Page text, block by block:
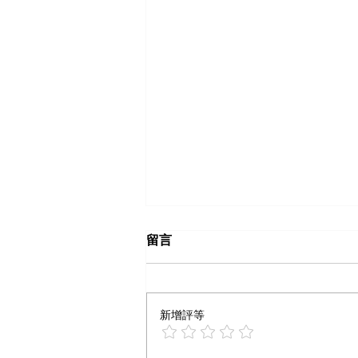
什么样内容算爆文
留言
新增評等